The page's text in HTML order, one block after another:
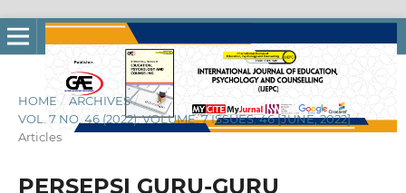
HOME / ARCHIVES /
VOL. 7 NO. 46 (2022): VOLUME: 7 ISSUES: 46 [JUNE, 2022] /
Articles
PERSEPSI GURU-GURU